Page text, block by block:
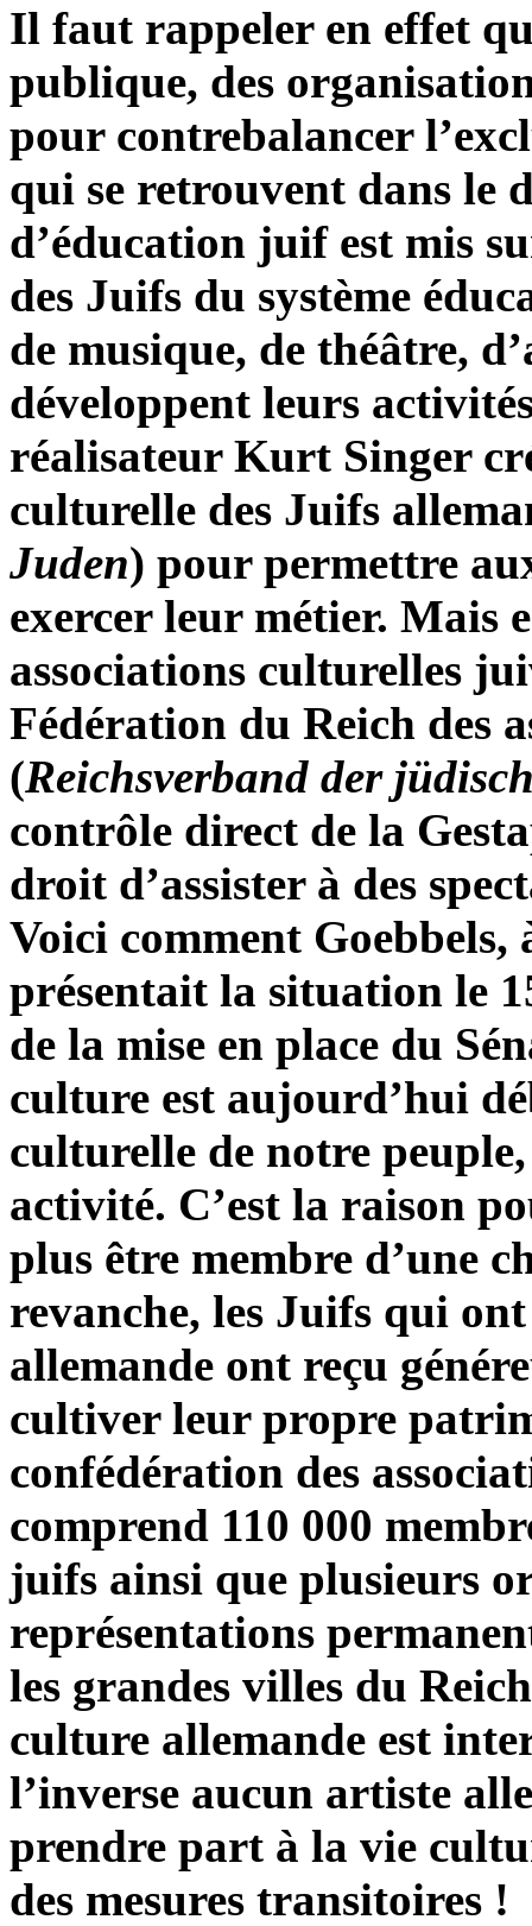
Il faut rappeler en effet
publique, des
pour contrebalancer
qui se retrouvent dans le
d’éducation juif est mis
des Juifs du système
de musique, de théâtre,
développent leurs
réalisateur Kurt Singer
culturelle des Juifs
Juden) pour permettre
exercer leur métier. Mais
associations culturelles
Fédération du Reich des
(Reichsverband der
contrôle direct de la
droit d’assister à des
Voici comment Goebbels,
présentait la situation le
de la mise en place du
culture est aujourd’hui
culturelle de notre
activité. C’est la raison
plus être membre d’une
revanche, les Juifs qui
allemande ont reçu
cultiver leur propre
confédération des
comprend 110 000
juifs ainsi que plusieurs
représentations
les grandes villes du
culture allemande est
l’inverse aucun artiste
prendre part à la vie
des mesures transitoires !